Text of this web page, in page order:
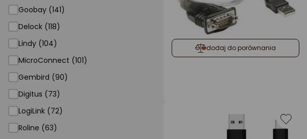
Goobay (141)
Delock (118)
Lindy (104)
MicroConnect (101)
Gembird (90)
Digitus (73)
LogiLink (72)
Roline (63)
dodaj do porównania